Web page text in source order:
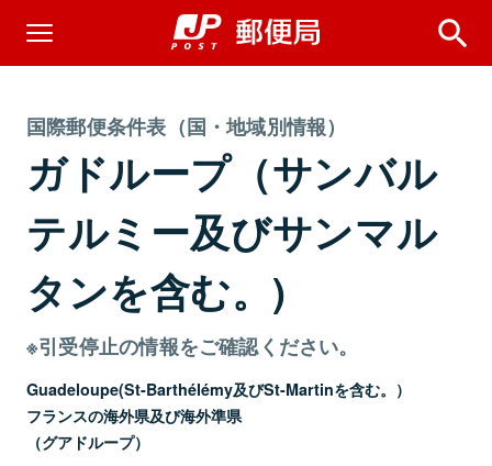
国際郵便条件表（国・地域別情報）
ガドループ（サンバル
テルミー及びサンマル
タンを含む。)
※引受停止の情報をご確認ください。
Guadeloupe(St-Barthélémy及びSt-Martinを含む。）
フランスの海外県及び海外準県
（グアドループ）